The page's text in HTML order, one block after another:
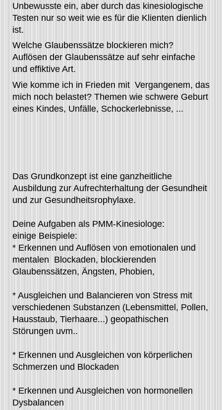
Unbewusste ein, aber durch das kinesiologische
Testen nur so weit wie es für die Klienten dienlich
ist.
Welche Glaubenssätze blockieren mich?
Auflösen der Glaubenssätze auf sehr einfache
und effiktive Art.
Wie komme ich in Frieden mit Vergangenem, das
mich noch belastet? Themen wie schwere Geburt
eines Kindes, Unfälle, Schockerlebnisse, ...
Das Grundkonzept ist eine ganzheitliche
Ausbildung zur Aufrechterhaltung der Gesundheit
und zur Gesundheitsrophylaxe.
Deine Aufgaben als PMM-Kinesiologe:
einige Beispiele:
* Erkennen und Auflösen von emotionalen und
mentalen Blockaden, blockierenden
Glaubenssätzen, Ängsten, Phobien,
* Ausgleichen und Balancieren von Stress mit
verschiedenen Substanzen (Lebensmittel, Pollen,
Hausstaub, Tierhaare...) geopathischen
Störungen uvm..
* Erkennen und Ausgleichen von körperlichen
Schmerzen und Blockaden
* Erkennen und Ausgleichen von hormonellen
Dysbalancen